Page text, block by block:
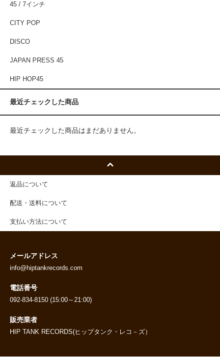
45 / 7インチ
CITY POP
DISCO
JAPAN PRESS 45
HIP HOP45
最近チェックした商品
最近チェックした商品はまだありません。
返品について
配送・送料について
支払い方法について
メールアドレス
info@hiptankrecords.com
電話番号
092-834-8150 (15:00～21:00)
販売業者
HIP TANK RECORDS(ヒップタンク・レコ－ズ）